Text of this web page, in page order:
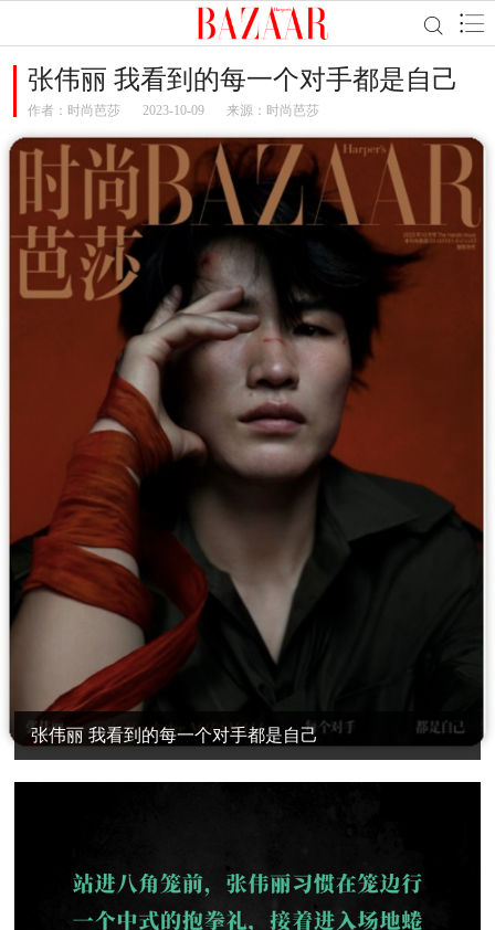
张伟丽 我看到的每一个对手都是自己
作者： 时尚芭莎 2023-10-09 来源：时尚芭莎
张伟丽 我看到的每一个对手都是自己